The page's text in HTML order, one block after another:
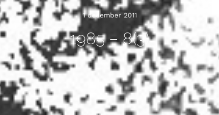
1 december 2011
1985 – 8(3)